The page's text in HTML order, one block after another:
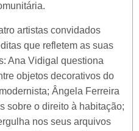
artistas convidados
que refletem as suas
Ana Vidigal questiona
objetos decorativos do
Ângela Ferreira
sobre o direito à habitação;
nos seus arquivos